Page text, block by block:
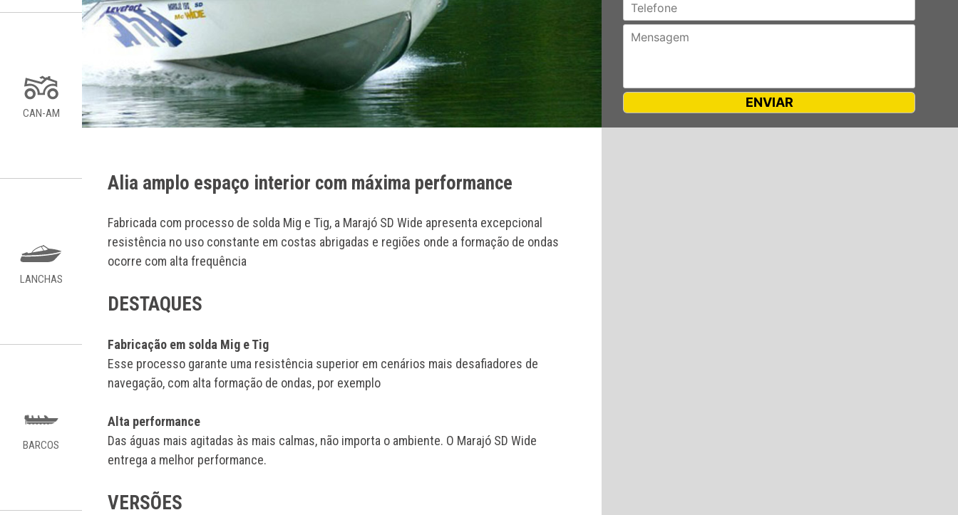
CAN-AM
LANCHAS
BARCOS
Alia amplo espaço interior com máxima performance
Fabricada com processo de solda Mig e Tig, a Marajó SD Wide apresenta excepcional
resistência no uso constante em costas abrigadas e regiões onde a formação de ondas
ocorre com alta frequência
DESTAQUES
Fabricação em solda Mig e Tig
Esse processo garante uma resistência superior em cenários mais desafiadores de
navegação, com alta formação de ondas, por exemplo
Alta performance
Das águas mais agitadas às mais calmas, não importa o ambiente. O Marajó SD Wide
entrega a melhor performance.
VERSÕES